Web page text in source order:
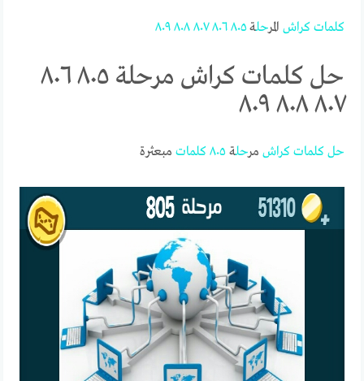
كلمات كراش المرحلة٨٠٥ ٨٠٦ ٨٠٧ ٨٠٨ ٨٠٩
حل كلمات كراش مرحلة ٨٠٥ ٨٠٦
٨٠٧ ٨٠٨ ٨٠٩
حل كلمات كراش مرحلة٨٠٥ كلمات مبعثرة